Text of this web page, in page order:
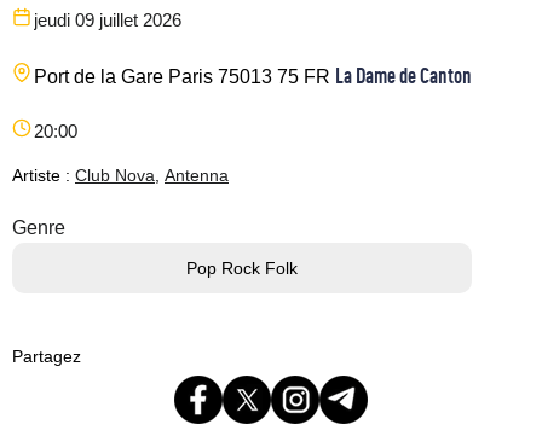
jeudi 09 juillet 2026
Port de la Gare Paris 75013 75 FR La Dame de Canton
20:00
Artiste : Club Nova Antenna
Genre
Pop Rock Folk
Partagez